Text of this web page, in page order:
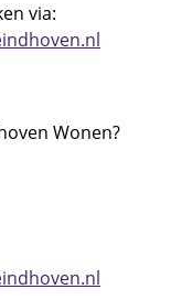
via:
Wonen?